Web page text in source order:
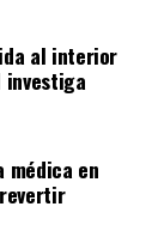
al interior
investiga
médica en